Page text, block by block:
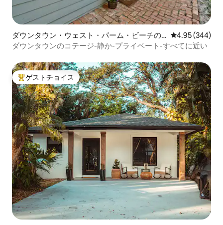
ダウンタウン・ウェスト・パーム・ビーチの
コテージ
レビュー344
4.95 (344)
ダウンタウンのコテージ-静か-プライベート-すべてに近い
大好評のゲストチョイスです。
ゲストチョイス